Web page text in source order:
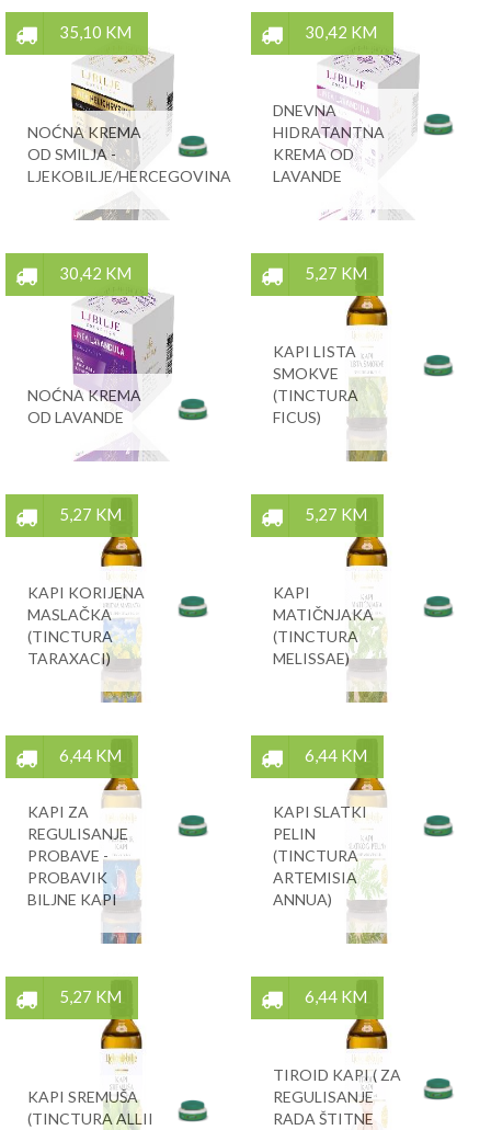
35,10 KM
NOĆNA KREMA
OD SMILJA -
LJEKOBILJE/HERCEGOVINA
30,42 KM
DNEVNA
HIDRATANTNA
KREMA OD
LAVANDE
30,42 KM
NOĆNA KREMA
OD LAVANDE
5,27 KM
KAPI LISTA
SMOKVE
(TINCTURA
FICUS)
5,27 KM
KAPI KORIJENA
MASLAČKA
(TINCTURA
TARAXACI)
5,27 KM
KAPI
MATIČNJAKA
(TINCTURA
MELISSAE)
6,44 KM
KAPI ZA
REGULISANJE
PROBAVE -
PROBAVIK
BILJNE KAPI
6,44 KM
KAPI SLATKI
PELIN
(TINCTURA
ARTEMISIA
ANNUA)
5,27 KM
KAPI SREMUŠA
(TINCTURA ALLII
6,44 KM
TIROID KAPI ( ZA
REGULISANJE
RADA ŠTITNE